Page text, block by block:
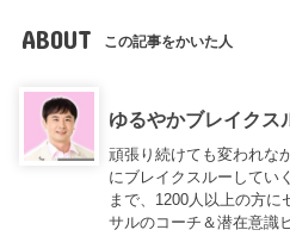
ABOUT この記事をかいた人
ゆるやかブレイク
頑張り続けても変われな
にブレイクスルーしてい
まで、1200人以上の方
サルのコーチ＆潜在意識